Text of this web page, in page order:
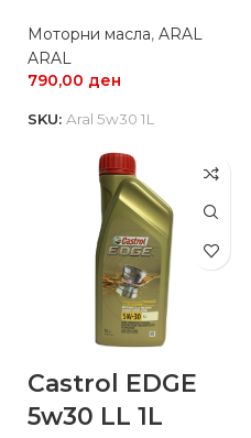
Моторни масла, ARAL
ARAL
790,00 ден
SKU: Aral 5w30 1L
Castrol EDGE
5w30 LL 1L